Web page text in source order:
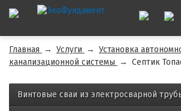
Главная → Услуги → Установка
канализационной системы → Септик
Винтовые сваи из электросварной